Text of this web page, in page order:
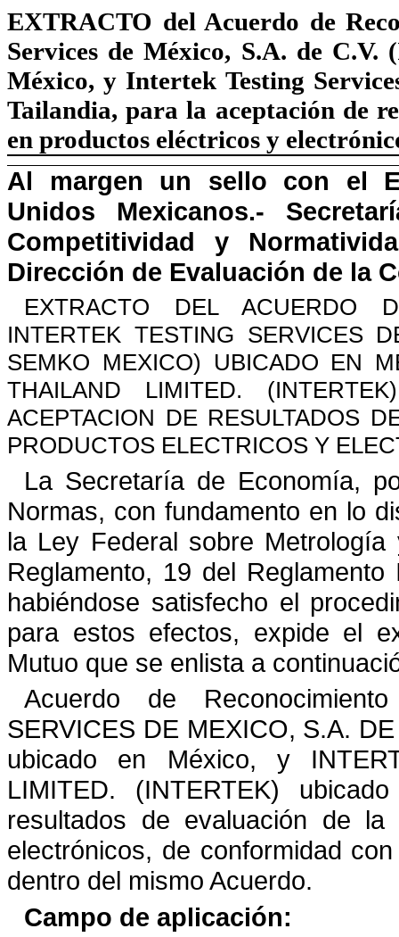
EXTRACTO del Acuerdo de
Services de México, S.A. de C.V.
México, y Intertek Testing
Tailandia, para la aceptación de
en productos eléctricos y
Al margen un sello con el
Unidos Mexicanos.-
Competitividad y
Dirección de Evaluación de la
EXTRACTO DEL ACUERDO
INTERTEK TESTING SERVICES
SEMKO MEXICO) UBICADO EN M
THAILAND
LIMITED.
ACEPTACION DE RESULTADOS
PRODUCTOS ELECTRICOS Y
La Secretaría de Economía,
Normas, con fundamento en lo
la Ley Federal sobre
Reglamento, 19 del
habiéndose satisfecho el
para estos efectos, expide el
Mutuo que se enlista a
Acuerdo de
SERVICES DE MEXICO, S.A.
ubicado en México, y
LIMITED. (INTERTEK)
resultados de evaluación de la
electrónicos, de conformidad
dentro del mismo Acuerdo.
Campo de aplicación: